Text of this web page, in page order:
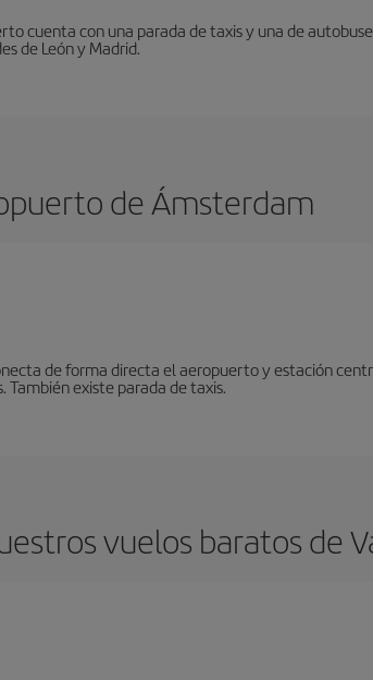
cuenta con una parada de taxis y una de
de León y Madrid.
de Ámsterdam
de forma directa el aeropuerto y estación
También existe parada de taxis.
vuelos baratos de